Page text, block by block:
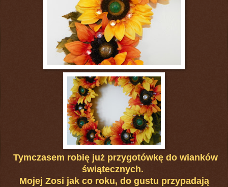
Tymczasem robię już przygotówkę do wianków
świątecznych.
Mojej Zosi jak co roku, do gustu przypadają